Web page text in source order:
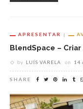
APRESENTAR
BlendSpace –
by LUÍS VARELA on 14
SHARE